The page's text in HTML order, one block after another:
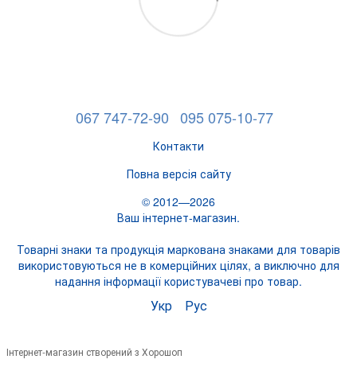
067 747-72-90 095 075-10-77
Контакти
Повна версія сайту
© 2012—2026
Ваш інтернет-магазин.
Товарні знаки та продукція маркована знаками для товарів
використовуються не в комерційних цілях, а виключно для
надання інформації користувачеві про товар.
Укр Рус
Інтернет-магазин створений з Хорошоп